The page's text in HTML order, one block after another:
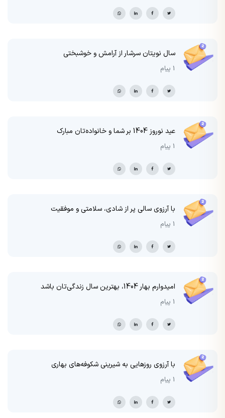
سال نویتان سرشار از آرامش و خوشبختی
1 پیام
عید نوروز 1404 بر شما و خانواده‌تان مبارک
1 پیام
با آرزوی سالی پر از شادی، سلامتی و موفقیت
1 پیام
امیدوارم بهار 1404، بهترین سال زندگی‌تان باشد
1 پیام
با آرزوی روزهایی به شیرینی شکوفه‌های بهاری
1 پیام